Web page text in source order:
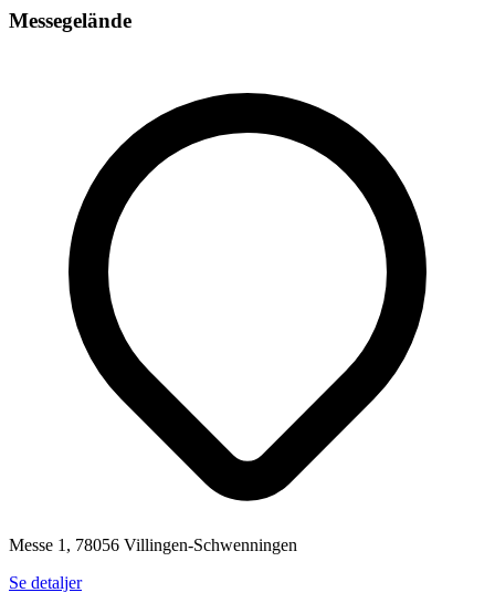
Messegelände
Messe 1, 78056 Villingen-Schwenningen
Se detaljer